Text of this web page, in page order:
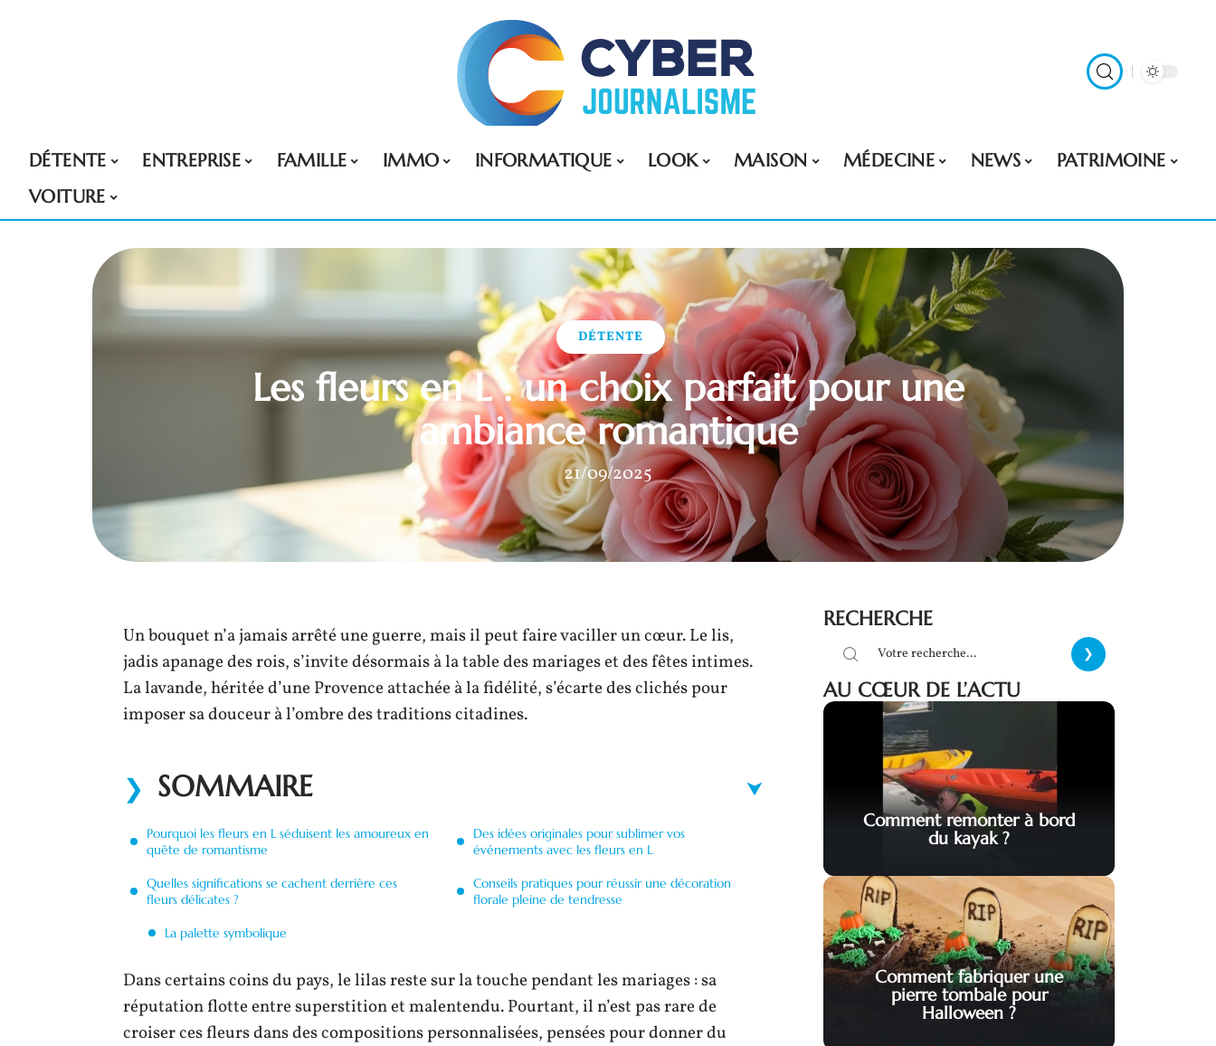
DÉTENTE ENTREPRISE FAMILLE IMMO INFORMATIQUE LOOK MAISON MÉDECINE NEWS
PATRIMOINE
VOITURE
DÉTENTE
Les fleurs en L : un choix parfait pour une
ambiance romantique
21/09/2025
Un bouquet n’a jamais arrêté une guerre, mais il peut faire vaciller un cœur. Le lis,
jadis apanage des rois, s’invite désormais à la table des mariages et des fêtes intimes.
La lavande, héritée d’une Provence attachée à la fidélité, s’écarte des clichés pour
imposer sa douceur à l’ombre des traditions citadines.
SOMMAIRE
Pourquoi les fleurs en L séduisent les amoureux en
quête de romantisme
Quelles significations se cachent derrière ces
fleurs délicates ?
La palette symbolique
Des idées originales pour sublimer vos
événements avec les fleurs en L
Conseils pratiques pour réussir une décoration
florale pleine de tendresse
Dans certains coins du pays, le lilas reste sur la touche pendant les mariages : sa
réputation flotte entre superstition et malentendu. Pourtant, il n’est pas rare de
croiser ces fleurs dans des compositions personnalisées, pensées pour donner du
RECHERCHE
AU CŒUR DE L’ACTU
Comment remonter à bord
du kayak ?
Comment fabriquer une
pierre tombale pour
Halloween ?